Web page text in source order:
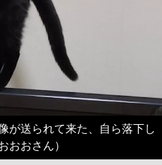
が送られて来た、自ら落下し
おおさん）